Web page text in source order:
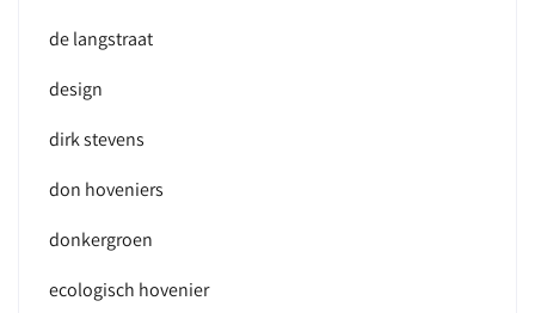
de langstraat
design
dirk stevens
don hoveniers
donkergroen
ecologisch hovenier